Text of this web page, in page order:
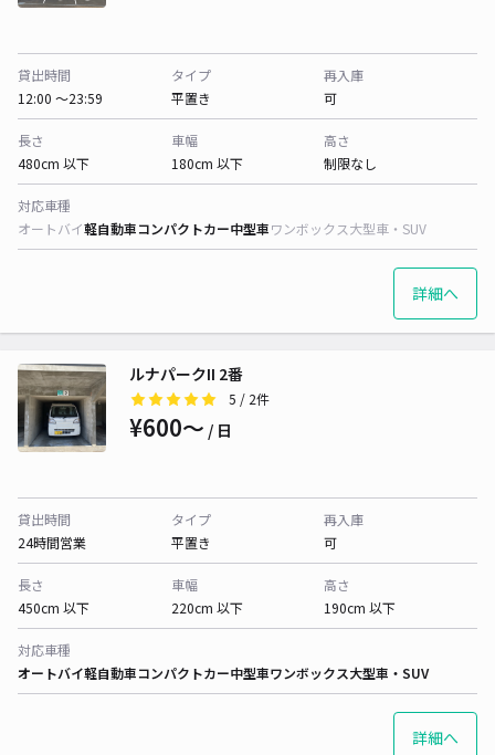
貸出時間
12:00 〜23:59
タイプ
平置き
再入庫
可
長さ
480cm 以下
車幅
180cm 以下
高さ
制限なし
対応車種
オートバイ軽自動車コンパクトカー中型車ワンボックス大型車・SUV
詳細へ
ルナパークII 2番
5 / 2件
¥600〜 / 日
貸出時間
24時間営業
タイプ
平置き
再入庫
可
長さ
450cm 以下
車幅
220cm 以下
高さ
190cm 以下
対応車種
オートバイ軽自動車コンパクトカー中型車ワンボックス大型車・SUV
詳細へ